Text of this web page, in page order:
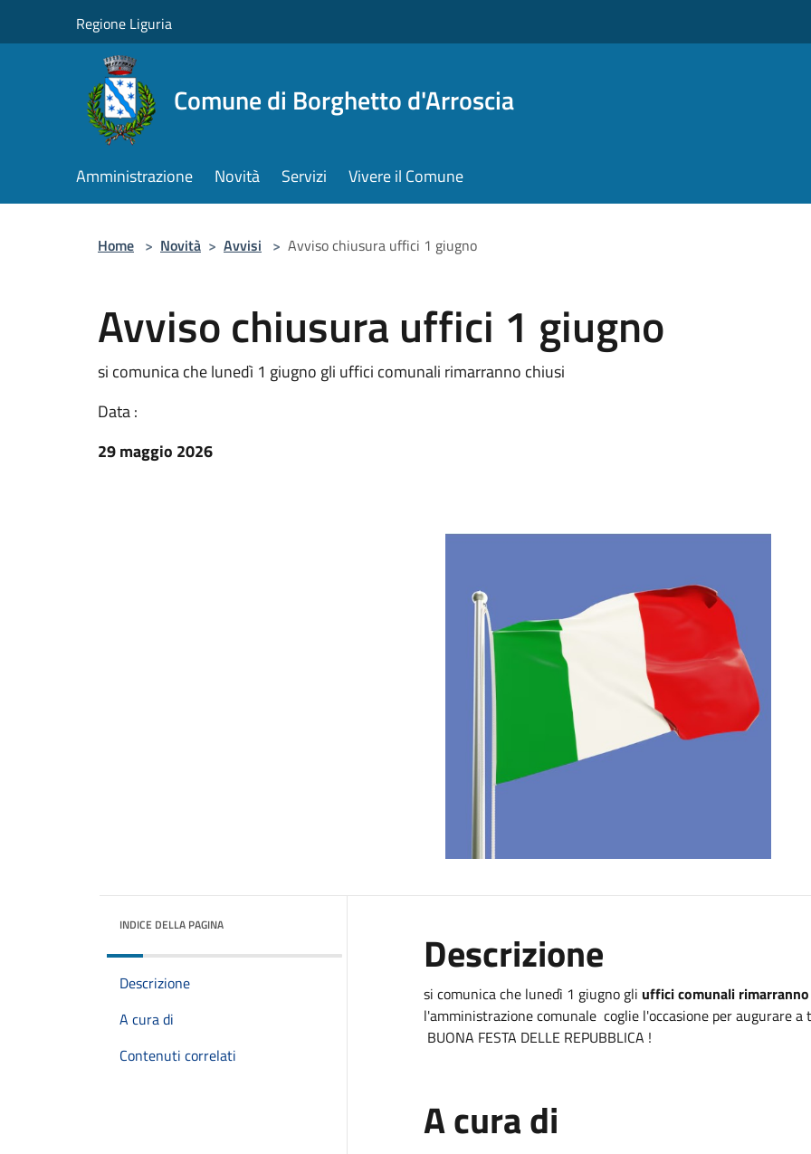
Regione Liguria
Comune di Borghetto d'Arroscia
Amministrazione Novità Servizi Vivere il Comune
Home > Novità > Avvisi > Avviso chiusura uffici 1 giugno
Avviso chiusura uffici 1 giugno
si comunica che lunedì 1 giugno gli uffici comunali rimarranno chiusi
Data :
29 maggio 2026
INDICE DELLA PAGINA
Descrizione
A cura di
Contenuti correlati
Descrizione
si comunica che lunedì 1 giugno gli uffici comunali
l'amministrazione comunale coglie l'occasione per augurare
BUONA FESTA DELLE REPUBBLICA !
A cura di